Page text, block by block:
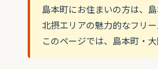
島本町にお住まいの方は、
北摂エリアの魅力的なフリ
このページでは、島本町・